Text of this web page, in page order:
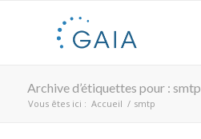
Archive d’étiquettes pour : smtp
Vous êtes ici : Accueil / smtp